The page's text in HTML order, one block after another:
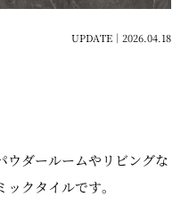
UPDATE｜2026.04.18
ウダールームやリビングな
クタイルです。